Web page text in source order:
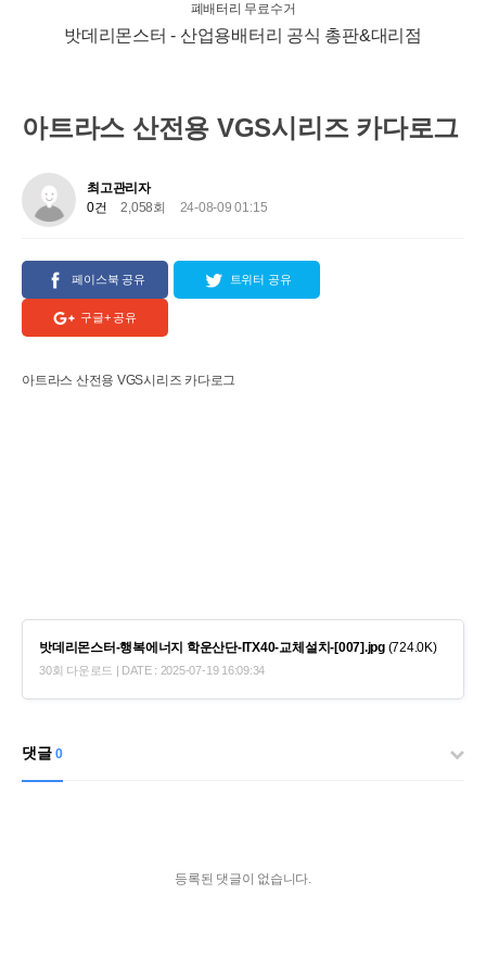
폐배터리 무료수거
밧데리몬스터 - 산업용배터리 공식 총판&대리점
아트라스 산전용 VGS시리즈 카다로그
최고관리자
0건
2,058회 24-08-09 01:15
페이스북 공유 트위터 공유
구글+ 공유
아트라스 산전용 VGS시리즈 카다로그
밧데리몬스터-행복에너지 학운산단-ITX40-교체설치-[007].jpg(724.0K)
30회 다운로드 | DATE : 2025-07-19 16:09:34
댓글 0
등록된 댓글이 없습니다.